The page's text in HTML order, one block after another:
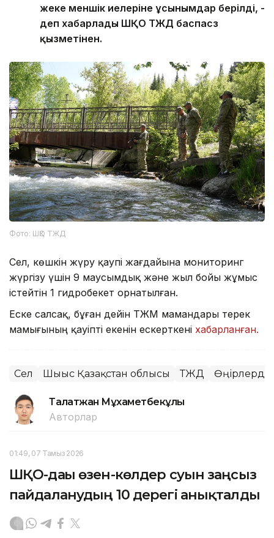
жеке меншік иелеріне ұсынымдар берілді, -
деп хабарлады ШҚО ТЖД баспасөз
қызметінен.
Фото: ШҚО ТЖД
Сел, көшкін жүру қаупі жағдайына мониторинг
жүргізу үшін 9 маусымдық және жыл бойы жұмыс
істейтін 1 гидробекет орнатылған.
Еске салсақ, бұған дейін ТЖМ мамандары терек
мамығының қауіпті екенін ескерткені хабарланған.
Сел Шығыс Қазақстан облысы ТЖД
Талғатжан Мұхаметбекұлы
Авторлар
01:49, 07 Тамыз 2026
ШҚО-дағы өзен-көлдер суын заңсыз
пайдаланудың 10 дерегі анықталды